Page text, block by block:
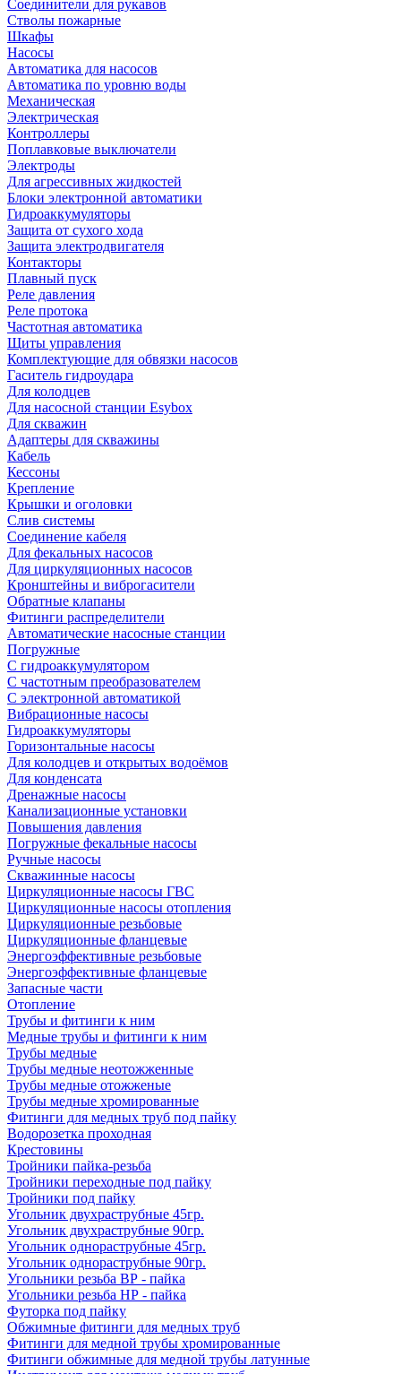
Соединители для рукавов
Стволы пожарные
Шкафы
Насосы
Автоматика для насосов
Автоматика по уровню воды
Механическая
Электрическая
Контроллеры
Поплавковые выключатели
Электроды
Для агрессивных жидкостей
Блоки электронной автоматики
Гидроаккумуляторы
Защита от сухого хода
Защита электродвигателя
Контакторы
Плавный пуск
Реле давления
Реле протока
Частотная автоматика
Щиты управления
Комплектующие для обвязки насосов
Гаситель гидроудара
Для колодцев
Для насосной станции Esybox
Для скважин
Адаптеры для скважины
Кабель
Кессоны
Крепление
Крышки и оголовки
Слив системы
Соединение кабеля
Для фекальных насосов
Для циркуляционных насосов
Кронштейны и виброгасители
Обратные клапаны
Фитинги распределители
Автоматические насосные станции
Погружные
С гидроаккумулятором
С частотным преобразователем
С электронной автоматикой
Вибрационные насосы
Гидроаккумуляторы
Горизонтальные насосы
Для колодцев и открытых водоёмов
Для конденсата
Дренажные насосы
Канализационные установки
Повышения давления
Погружные фекальные насосы
Ручные насосы
Скважинные насосы
Циркуляционные насосы ГВС
Циркуляционные насосы отопления
Циркуляционные резьбовые
Циркуляционные фланцевые
Энергоэффективные резьбовые
Энергоэффективные фланцевые
Запасные части
Отопление
Трубы и фитинги к ним
Медные трубы и фитинги к ним
Трубы медные
Трубы медные неотожженные
Трубы медные отожженые
Трубы медные хромированные
Фитинги для медных труб под пайку
Водорозетка проходная
Крестовины
Тройники пайка-резьба
Тройники переходные под пайку
Тройники под пайку
Угольник двухраструбные 45гр.
Угольник двухраструбные 90гр.
Угольник однораструбные 45гр.
Угольник однораструбные 90гр.
Угольники резьба ВР - пайка
Угольники резьба НР - пайка
Футорка под пайку
Обжимные фитинги для медных труб
Фитинги для медной трубы хромированные
Фитинги обжимные для медной трубы латунные